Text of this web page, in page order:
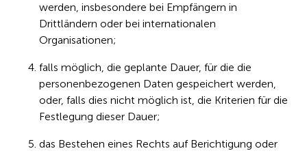
werden, insbesondere bei Empfängern in
Drittländern oder bei internationalen
Organisationen;
falls möglich, die geplante Dauer, für die die
personenbezogenen Daten gespeichert werden,
oder, falls dies nicht möglich ist, die Kriterien für die
Festlegung dieser Dauer;
das Bestehen eines Rechts auf Berichtigung oder